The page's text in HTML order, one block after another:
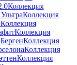
Коллекция
Коллекция
Коллекция
Коллекция
Коллекция
Коллекция
Коллекция